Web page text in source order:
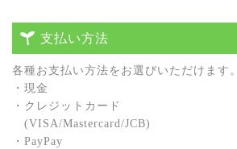
支払い方法
各種お⽀払い⽅法をお選びいただけます。
・現⾦
・クレジットカード
(VISA/Mastercard/JCB)
・PayPay